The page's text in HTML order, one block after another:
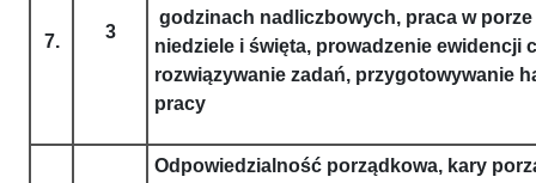
7. 3
godzinach nadliczbowych, praca w
niedziele i święta, prowadzenie ewidencji
rozwiązywanie zadań, przygotowywanie
pracy
Odpowiedzialność porządkowa, kary